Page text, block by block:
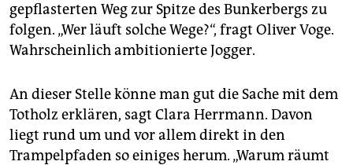
gepflasterten Weg zur Spitze des Bunkerbergs zu
folgen. „Wer läuft solche Wege?“, fragt Oliver Voge.
Wahrscheinlich ambitionierte Jogger.
An dieser Stelle könne man gut die Sache mit dem
Totholz erklären, sagt Clara Herrmann. Davon
liegt rund um und vor allem direkt in den
Trampelpfaden so einiges herum. „Warum räumt